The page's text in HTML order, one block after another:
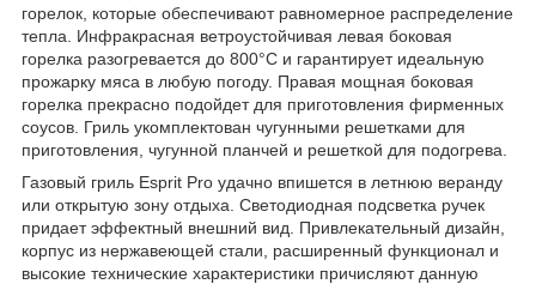
горелок, которые обеспечивают равномерное распределение
тепла. Инфракрасная ветроустойчивая левая боковая
горелка разогревается до 800°C и гарантирует идеальную
прожарку мяса в любую погоду. Правая мощная боковая
горелка прекрасно подойдет для приготовления фирменных
соусов. Гриль укомплектован чугунными решетками для
приготовления, чугунной планчей и решеткой для подогрева.
Газовый гриль Esprit Pro удачно впишется в летнюю веранду
или открытую зону отдыха. Светодиодная подсветка ручек
придает эффектный внешний вид. Привлекательный дизайн,
корпус из нержавеющей стали, расширенный функционал и
высокие технические характеристики причисляют данную